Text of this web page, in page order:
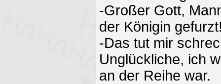
-Großer Gott,
der Königin
-Das tut mir
Unglückliche, ich
an der Reihe war.